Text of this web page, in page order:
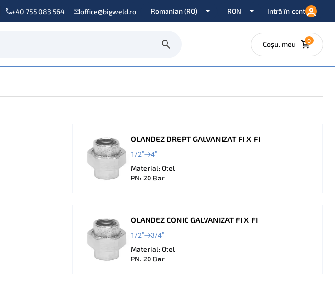
+40 755 083 564 office@bigweld.ro Intră în cont
Coșul meu 0
OLANDEZ DREPT GALVANIZAT FI X FI
1/2" 4"
Material: Otel
PN: 20 Bar
OLANDEZ CONIC GALVANIZAT FI X FI
1/2" 3/4"
Material: Otel
PN: 20 Bar